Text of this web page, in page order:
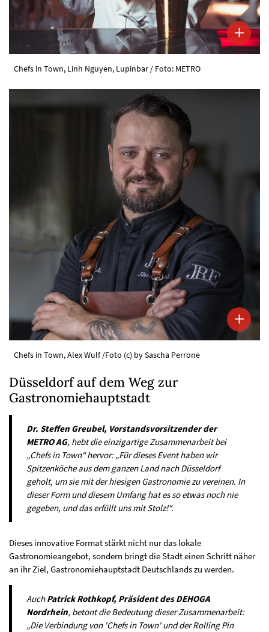
Chefs in Town, Linh Nguyen, Lupinbar / Foto: METRO
Chefs in Town, Alex Wulf /Foto (c) by Sascha Perrone
Düsseldorf auf dem Weg zur
Gastronomiehauptstadt
Dr. Steffen Greubel, Vorstandsvorsitzender der
METRO AG, hebt die einzigartige Zusammenarbeit bei
„Chefs in Town“ hervor: „Für dieses Event haben wir
Spitzenköche aus dem ganzen Land nach Düsseldorf
geholt, um sie mit der hiesigen Gastronomie zu vereinen. In
dieser Form und diesem Umfang hat es so etwas noch nie
gegeben, und das erfüllt uns mit Stolz!“​.
Dieses innovative Format stärkt nicht nur das lokale
Gastronomieangebot, sondern bringt die Stadt einen Schritt näher
an ihr Ziel, Gastronomiehauptstadt Deutschlands zu werden.
AuchPatrick Rothkopf, Präsident des DEHOGA
Nordrhein, betont die Bedeutung dieser Zusammenarbeit:
„Die Verbindung von 'Chefs in Town' und der Rolling Pin